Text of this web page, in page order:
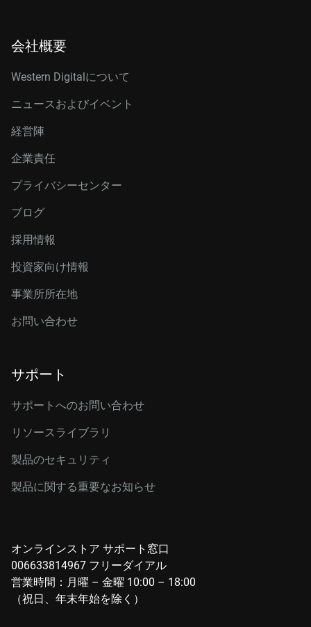
会社概要
Western Digitalについて
ニュースおよびイベント
経営陣
企業責任
プライバシーセンター
ブログ
採用情報
投資家向け情報
事業所所在地
お問い合わせ
サポート
サポートへのお問い合わせ
リソースライブラリ
製品のセキュリティ
製品に関する重要なお知らせ
オンラインストア サポート窓口
006633814967 フリーダイアル
営業時間：月曜 – 金曜 10:00 – 18:00
（祝日、年末年始を除く）